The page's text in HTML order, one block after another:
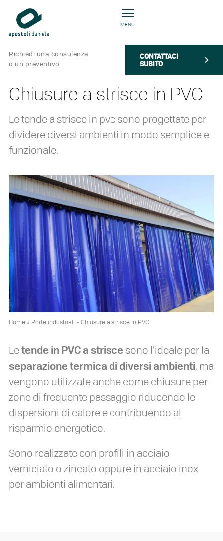
MENU
Richiedi una consulenza
o un preventivo
CONTATTACI
SUBITO
Chiusure a strisce in PVC
Le tende a strisce in pvc sono progettate per
dividere diversi ambienti in modo semplice e
funzionale.
Home » Porte industriali »Chiusure a strisce in PVC
Letende in PVC a strisce sono l’ideale per la
separazione termica di diversi ambienti, ma
vengono utilizzate anche come chiusure per
zone di frequente passaggio riducendo le
dispersioni di calore e contribuendo al
risparmio energetico.
Sono realizzate con profili in acciaio
verniciato o zincato oppure in acciaio inox
per ambienti alimentari.